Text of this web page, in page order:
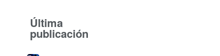
Última
publicación